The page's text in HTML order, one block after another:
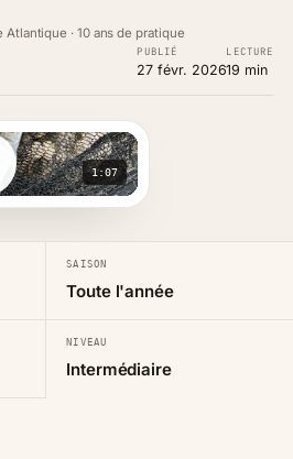
Atlantique · 10 ans de pratique
PUBLIÉ
27 févr. 2026
LECTURE
19 min
1:07
SAISON
Toute l'année
NIVEAU
Intermédiaire